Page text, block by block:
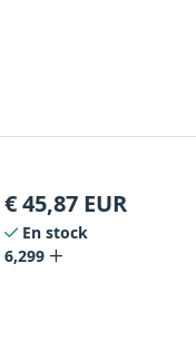
€45,87 EUR
En stock
6,299